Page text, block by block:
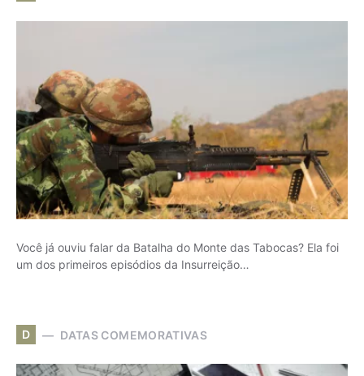
Você já ouviu falar da Batalha do Monte das Tabocas? Ela foi
um dos primeiros episódios da Insurreição…
D DATAS COMEMORATIVAS